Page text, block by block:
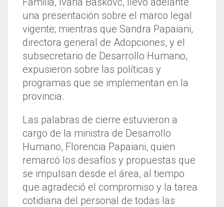
una presentación sobre el marco legal
vigente; mientras que Sandra Papaiani,
directora general de Adopciones, y el
subsecretario de Desarrollo Humano,
expusieron sobre las políticas y
programas que se implementan en la
provincia.
Las palabras de cierre estuvieron a
cargo de la ministra de Desarrollo
Humano, Florencia Papaiani, quien
remarcó los desafíos y propuestas que
se impulsan desde el área, al tiempo
que agradeció el compromiso y la tarea
cotidiana del personal de todas las